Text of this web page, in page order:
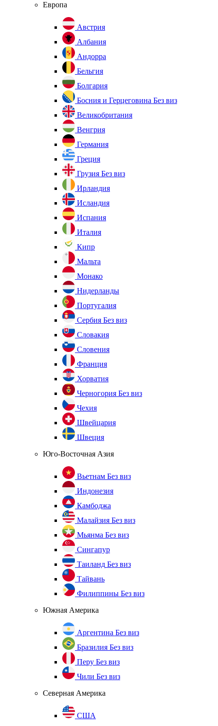
Европа
Австрия
Албания
Андорра
Бельгия
Болгария
Босния и Герцеговина Без виз
Великобритания
Венгрия
Германия
Греция
Грузия Без виз
Ирландия
Исландия
Испания
Италия
Кипр
Мальта
Монако
Нидерланды
Португалия
Сербия Без виз
Словакия
Словения
Франция
Хорватия
Черногория Без виз
Чехия
Швейцария
Швеция
Юго-Восточная Азия
Вьетнам Без виз
Индонезия
Камбоджа
Малайзия Без виз
Мьянма Без виз
Сингапур
Таиланд Без виз
Тайвань
Филиппины Без виз
Южная Америка
Аргентина Без виз
Бразилия Без виз
Перу Без виз
Чили Без виз
Северная Америка
США